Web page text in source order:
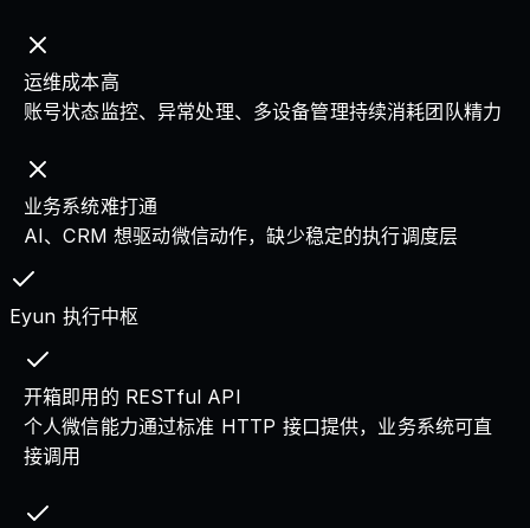
运维成本高
账号状态监控、异常处理、多设备管理持续消耗团队精力
业务系统难打通
AI、CRM 想驱动微信动作，缺少稳定的执行调度层
Eyun 执行中枢
开箱即用的 RESTful API
个人微信能力通过标准 HTTP 接口提供，业务系统可直
接调用